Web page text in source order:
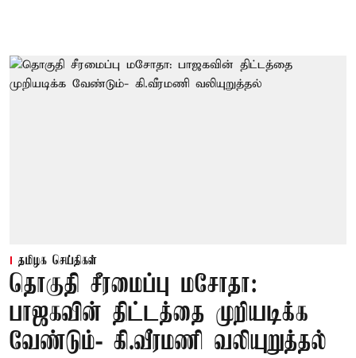
தமிழக செய்திகள்
தொகுதி சீரமைப்பு மசோதா:
பாஜகவின் திட்டத்தை முறியடிக்க
வேண்டும்- கி.வீரமணி வலியுறுத்தல்